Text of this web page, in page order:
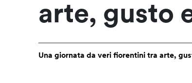
arte, gusto
Una giornata da veri fiorentini tra arte,